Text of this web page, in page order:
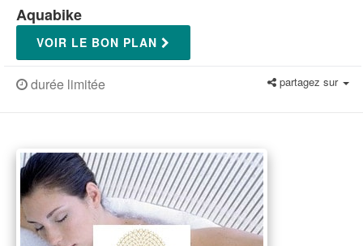
Aquabike
VOIR LE BON PLAN
durée limitée partagez sur